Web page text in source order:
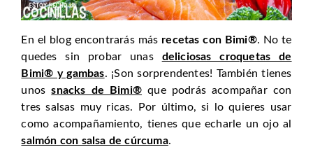
En el blog encontrarás más recetas con Bimi®. No te
quedes sin probar unas deliciosas croquetas de
Bimi® y gambas. ¡Son sorprendentes! También tienes
unossnacks de Bimi® que podrás acompañar con
tres salsas muy ricas. Por último, si lo quieres usar
como acompañamiento, tienes que echarle un ojo al
salmón con salsa de cúrcuma.